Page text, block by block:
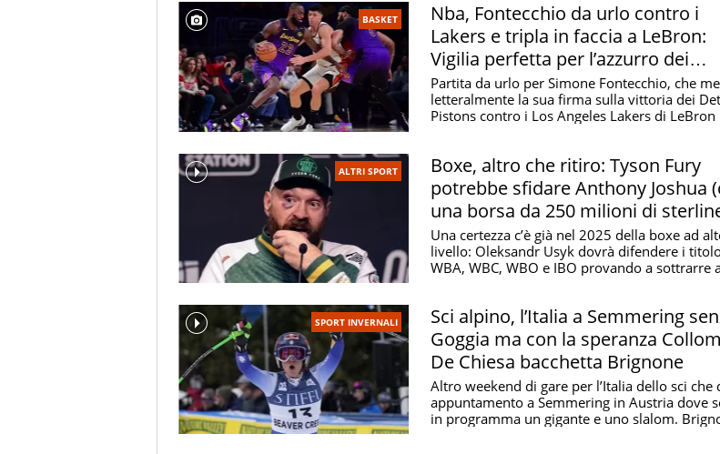
BASKET
Nba, Fontecchio da urlo contro i
Lakers e tripla in faccia a LeBron:
Vigilia perfetta per l’azzurro dei
Pistons
Partita da urlo per Simone Fontecchio, che
letteralmente la sua firma sulla vittoria dei
Pistons contro i Los Angeles Lakers di LeBron
ALTRI SPORT
Boxe, altro che ritiro: Tyson Fury
potrebbe sfidare Anthony Joshua
una borsa da 250 milioni di
Una certezza c’è già nel 2025 della boxe ad
livello: Oleksandr Usyk dovrà difendere i
WBA, WBC, WBO e IBO provando a sottrarre
SPORT INVERNALI
Sci alpino, l’Italia a Semmering
Goggia ma con la speranza
De Chiesa bacchetta Brignone
Altro weekend di gare per l’Italia dello sci che
appuntamento a Semmering in Austria dove
in programma un gigante e uno slalom.